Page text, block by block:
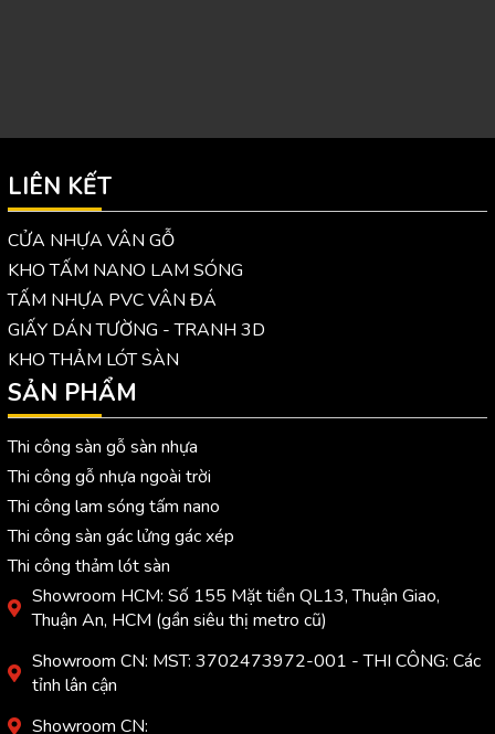
LIÊN KẾT
CỬA NHỰA VÂN GỖ
KHO TẤM NANO LAM SÓNG
TẤM NHỰA PVC VÂN ĐÁ
GIẤY DÁN TƯỜNG - TRANH 3D
KHO THẢM LÓT SÀN
SẢN PHẨM
Thi công sàn gỗ sàn nhựa
Thi công gỗ nhựa ngoài trời
Thi công lam sóng tấm nano
Thi công sàn gác lửng gác xép
Thi công thảm lót sàn
Showroom HCM: Số 155 Mặt tiền QL13, Thuận Giao,
Thuận An, HCM (gần siêu thị metro cũ)
Showroom CN: MST: 3702473972-001 - THI CÔNG: Các
tỉnh lân cận
Showroom CN: